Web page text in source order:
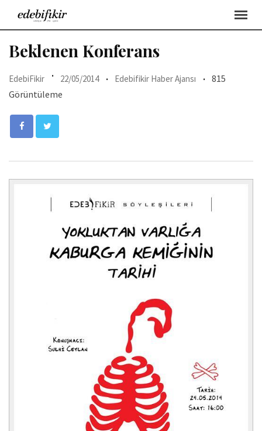
Beklenen Konferans
EdebiFikir 22/05/2014 Edebifikir Haber Ajansı
815
Görüntüleme